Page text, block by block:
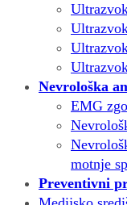
Nevrološka
EMG
motnje
Preventivni